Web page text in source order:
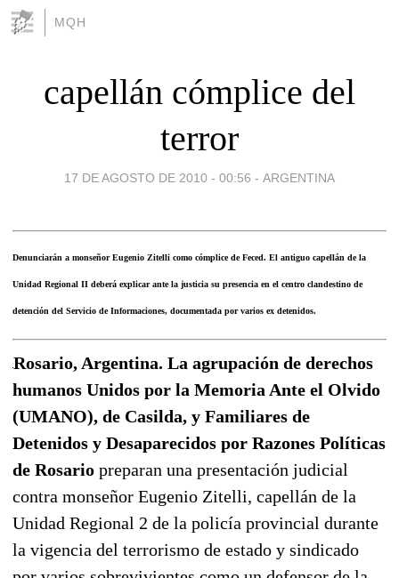
MQH
capellán cómplice del
terror
17 DE AGOSTO DE 2010 - 00:56 - ARGENTINA
Denunciarán a monseñor Eugenio Zitelli como cómplice de Feced. El antiguo capellán de la
Unidad Regional II deberá explicar ante la justicia su presencia en el centro clandestino de
detención del Servicio de Informaciones, documentada por varios ex detenidos.
Rosario, Argentina. La agrupación de derechos
humanos Unidos por la Memoria Ante el Olvido
(UMANO), de Casilda, y Familiares de
Detenidos y Desaparecidos por Razones Políticas
de Rosario preparan una presentación judicial
contra monseñor Eugenio Zitelli, capellán de la
Unidad Regional 2 de la policía provincial durante
la vigencia del terrorismo de estado y sindicado